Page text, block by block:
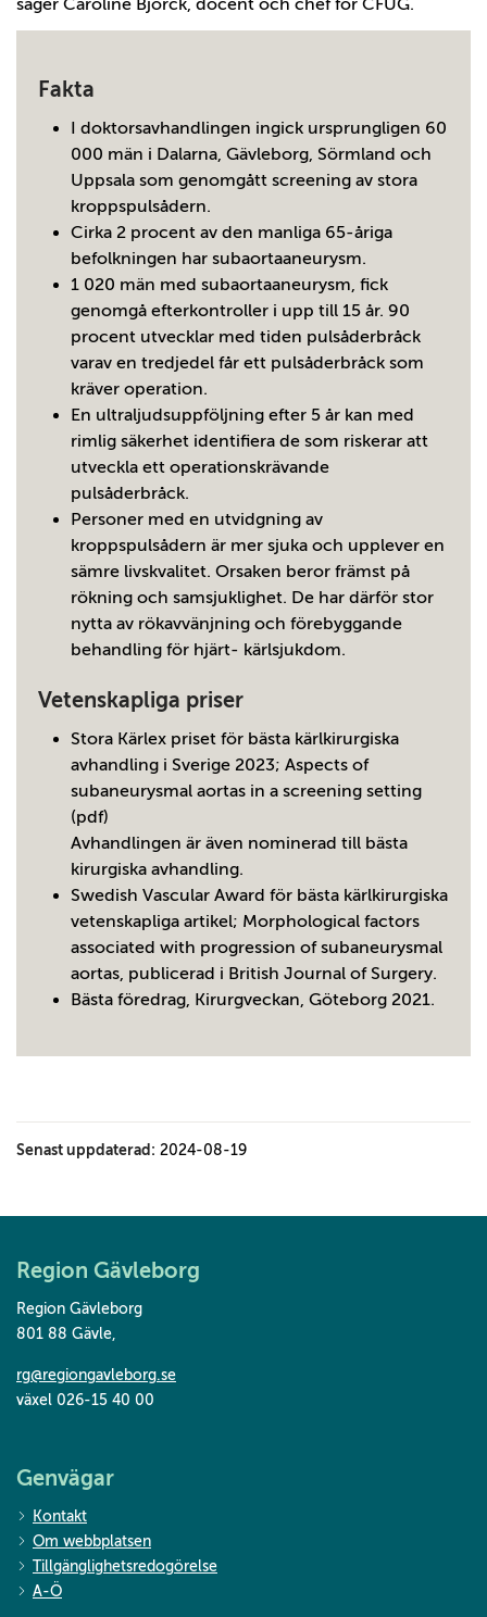
säger Caroline Björck, docent och chef för CFUG.
Fakta
I doktorsavhandlingen ingick ursprungligen 60
000 män i Dalarna, Gävleborg, Sörmland och
Uppsala som genomgått screening av stora
kroppspulsådern.
Cirka 2 procent av den manliga 65-åriga
befolkningen har subaortaaneurysm.
1 020 män med subaortaaneurysm, fick
genomgå efterkontroller i upp till 15 år. 90
procent utvecklar med tiden pulsåderbråck
varav en tredjedel får ett pulsåderbråck som
kräver operation.
En ultraljudsuppföljning efter 5 år kan med
rimlig säkerhet identifiera de som riskerar att
utveckla ett operationskrävande
pulsåderbråck.
Personer med en utvidgning av
kroppspulsådern är mer sjuka och upplever en
sämre livskvalitet. Orsaken beror främst på
rökning och samsjuklighet. De har därför stor
nytta av rökavvänjning och förebyggande
behandling för hjärt- kärlsjukdom.
Vetenskapliga priser
Stora Kärlex priset för bästa kärlkirurgiska
avhandling i Sverige 2023; Aspects of
subaneurysmal aortas in a screening setting
(pdf)
Avhandlingen är även nominerad till bästa
kirurgiska avhandling.
Swedish Vascular Award för bästa kärlkirurgiska
vetenskapliga artikel; Morphological factors
associated with progression of subaneurysmal
aortas, publicerad i British Journal of Surgery.
Bästa föredrag, Kirurgveckan, Göteborg 2021.
Senast uppdaterad: 2024-08-19
Region Gävleborg
Region Gävleborg
801 88 Gävle,
rg@regiongavleborg.se
växel 026-15 40 00
Genvägar
Kontakt
Om webbplatsen
Tillgänglighetsredogörelse
A-Ö